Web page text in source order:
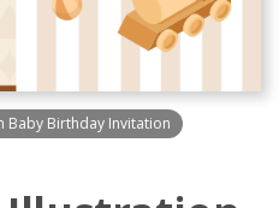
Baby Birthday Invitation